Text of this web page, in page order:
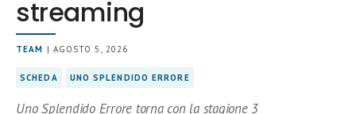
streaming
TEAM | AGOSTO 5, 2026
SCHEDA UNO SPLENDIDO ERRORE
Uno Splendido Errore torna con la stagione 3